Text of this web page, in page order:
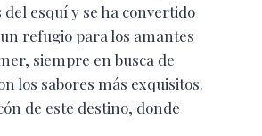
del esquí y se ha convertido
refugio para los amantes
siempre en busca de
los sabores más exquisitos.
de este destino, donde